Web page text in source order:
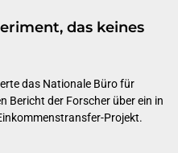
das keines
das Nationale Büro für
Bericht der Forscher über ein in
Projekt.